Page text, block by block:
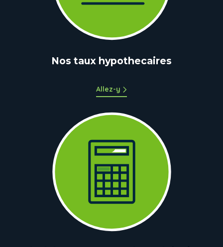
Nos taux hypothecaires
Allez-y